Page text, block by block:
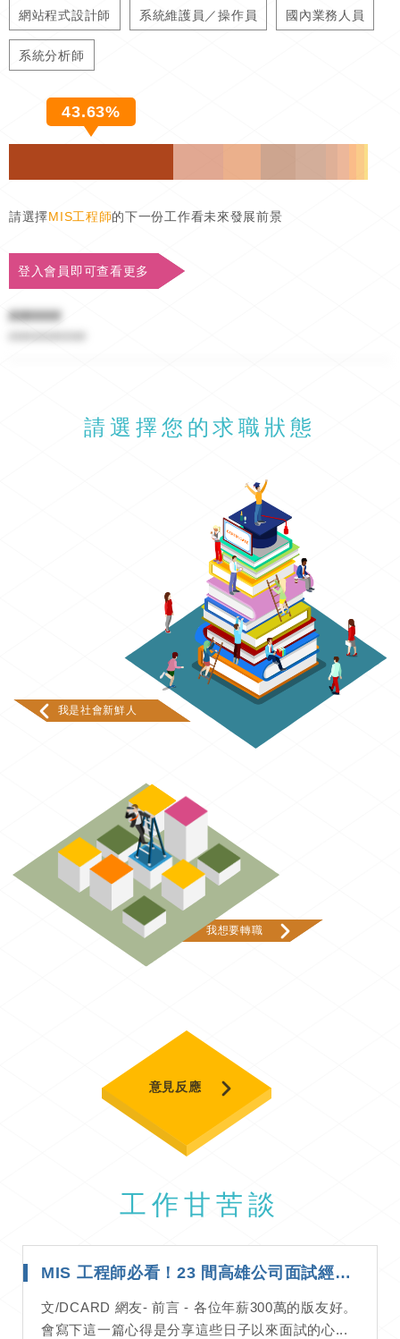
網站程式設計師 系統維護員／操作員 國內業務人員
系統分析師
43.63%
請選擇MIS工程師的下一份工作看未來發展前景
登入會員即可查看更多
######
請選擇您的求職狀態
我是社會新鮮人
我想要轉職
意見反應
工作甘苦談
MIS 工程師必看！23 間高雄公司面試經驗總整理｜面試經驗分享
文/DCARD 網友- 前言 - 各位年薪300萬的版友好。
會寫下這一篇心得是分享這些日子以來面試的心...